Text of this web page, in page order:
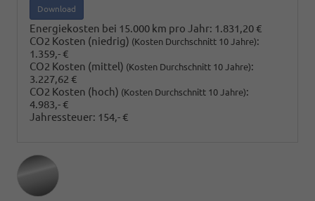
Download
Energiekosten bei 15.000 km pro Jahr: 1.831,20 €
CO2 Kosten (niedrig) (Kosten Durchschnitt 10 Jahre):
1.359,- €
CO2 Kosten (mittel) (Kosten Durchschnitt 10 Jahre):
3.227,62 €
CO2 Kosten (hoch) (Kosten Durchschnitt 10 Jahre):
4.983,- €
Jahressteuer: 154,- €